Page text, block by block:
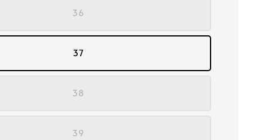
36
37
38
39